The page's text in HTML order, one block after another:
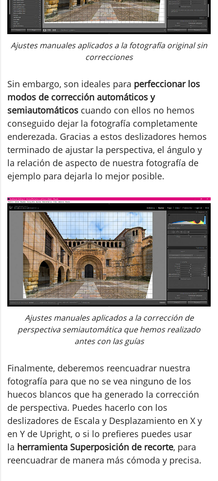
Ajustes manuales aplicados a la fotografía original sin
correcciones
Sin embargo, son ideales para perfeccionar los
modos de corrección automáticos y
semiautomáticos cuando con ellos no hemos
conseguido dejar la fotografía completamente
enderezada. Gracias a estos deslizadores hemos
terminado de ajustar la perspectiva, el ángulo y
la relación de aspecto de nuestra fotografía de
ejemplo para dejarla lo mejor posible.
Ajustes manuales aplicados a la corrección de
perspectiva semiautomática que hemos realizado
antes con las guías
Finalmente, deberemos reencuadrar nuestra
fotografía para que no se vea ninguno de los
huecos blancos que ha generado la corrección
de perspectiva. Puedes hacerlo con los
deslizadores de Escala y Desplazamiento en X y
en Y de Upright, o si lo prefieres puedes usar
la herramienta Superposición de recorte, para
reencuadrar de manera más cómoda y precisa.